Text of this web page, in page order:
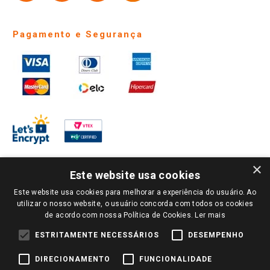
Pagamento e Segurança
PARA VER OS PREÇOS DA SUA REGIÃO, FAÇA LOGIN E SELECIONE A LOJA DE
SUA PREFERÊNCIA. SOMENTE APÓS O LOGIN, OS PREÇOS DA SUA REGIÃO OU
LOJA SERÃO CARREGADOS.
TODOS OS PREÇOS E CONDIÇÕES COMERCIAIS DESTE SITE SÃO VÁLIDOS APENAS
PARA COMPRAS REALIZADAS NO GIASSI.COM.BR E NA LOJA SELECIONADA
PREÇOS PARA AS VENDAS ONLINE DIVULGADOS NO SITE PREVALECEM ANTE
×
Este website usa cookies
Este website usa cookies para melhorar a experiência do usuário. Ao
utilizar o nosso website, o usuário concorda com todos os cookies
de acordo com nossa Política de Cookies. Ler mais
ESTRITAMENTE NECESSÁRIOS DESEMPENHO
DIRECIONAMENTO FUNCIONALIDADE